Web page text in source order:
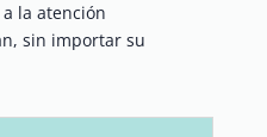
la atención
sin importar su